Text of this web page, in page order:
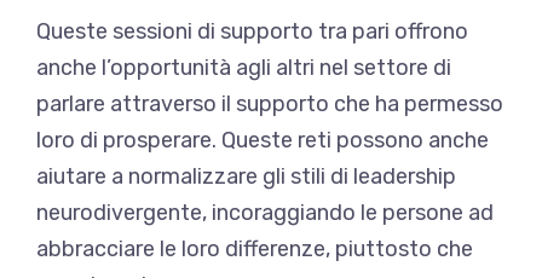
Queste sessioni di supporto tra pari offrono
anche l’opportunità agli altri nel settore di
parlare attraverso il supporto che ha permesso
loro di prosperare. Queste reti possono anche
aiutare a normalizzare gli stili di leadership
neurodivergente, incoraggiando le persone ad
abbracciare le loro differenze, piuttosto che